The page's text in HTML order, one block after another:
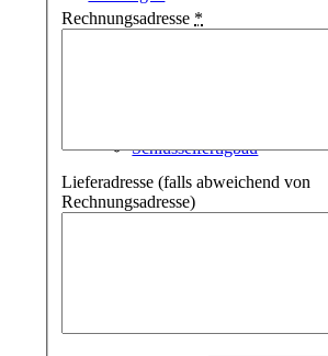
Schlüsselfertigbau
Rechnungsadresse *
Lieferadresse (falls abweichend von
Rechnungsadresse)